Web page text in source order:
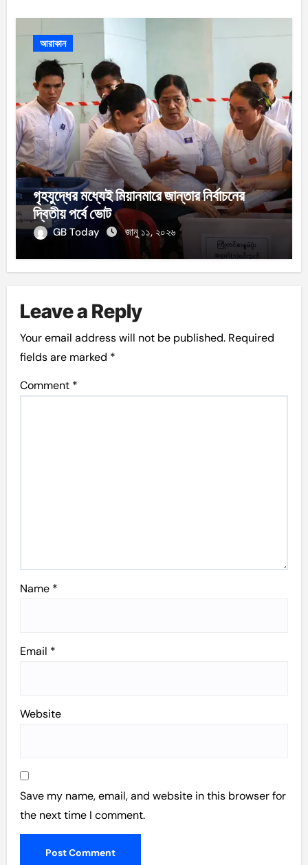
আরাকান
গৃহযুদ্ধের মধ্যেই মিয়ানমারে জান্তার নির্বাচনের
দ্বিতীয় পর্বে ভোট
GB Today জানু ১১, ২০২৬
Leave a Reply
Your email address will not be published. Required
fields are marked *
Comment *
Name *
Email *
Website
Save my name, email, and website in this browser for
the next time I comment.